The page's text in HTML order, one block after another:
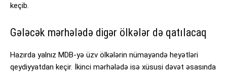
keçib.
Gələcək mərhələdə digər ölkələr də qatılacaq
Hazırda yalnız MDB-yə üzv ölkələrin nümayəndə heyətləri
qeydiyyatdan keçir. İkinci mərhələdə isə xüsusi dəvət əsasında